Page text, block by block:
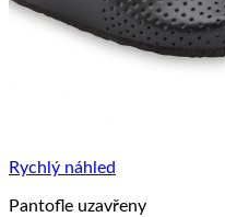
Rychlý náhled
Pantofle uzavřeny